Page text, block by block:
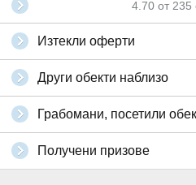
4.70 от 235
Изтекли оферти
Други обекти наблизо
Грабомани, посетили
Получени призове